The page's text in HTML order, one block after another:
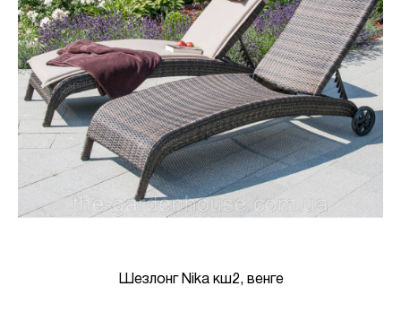
Шезлонг Nika кш2, венге